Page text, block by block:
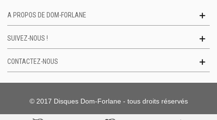
A PROPOS DE DOM-FORLANE
SUIVEZ-NOUS !
CONTACTEZ-NOUS
© 2017 Disques Dom-Forlane - tous droits réservés